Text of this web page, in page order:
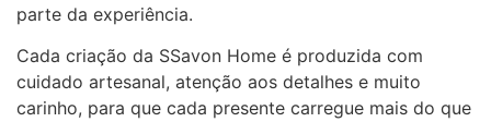
parte da experiência.
Cada criação da SSavon Home é produzida com
cuidado artesanal, atenção aos detalhes e muito
carinho, para que cada presente carregue mais do que